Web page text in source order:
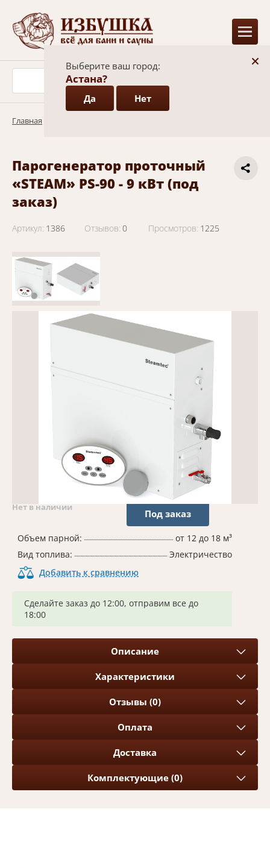
+
Выберите ваш город:
Астана?
Да Нет
Главная
Парогенератор проточный
«STEAM» PS-90 - 9 кВт (под
заказ)
Артикул: 1386 Отзывов: 0 Просмотров: 1225
Нет в наличии
Под заказ
Объем парной:
от 12 до 18 м³
Вид топлива:
Электричество
Добавить к сравнению
Сделайте заказ до 12:00, отправим все до
18:00
Описание
Характеристики
Отзывы (0)
Оплата
Доставка
Комплектующие (0)